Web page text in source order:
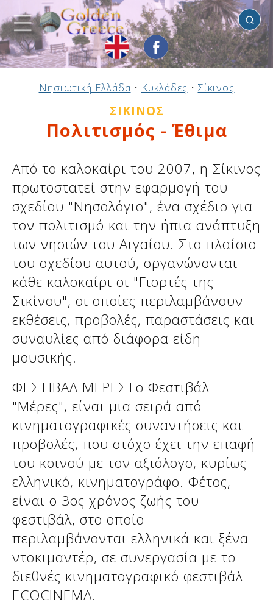
Προηγούμενο
Ελλάδα
Δείτε μας:
Προηγούμενο
Αργοσαρωνικός
Δείτε μας:
Προηγούμενο
B. & Α. Αιγαίο
Δείτε μας:
Προηγούμενο
Δωδεκάνησα
Προηγούμενο
Ιόνια Νησιά
Προηγούμενο
Κρήτη
Δείτε μας:
Προηγούμενο
Κυκλάδες
Προηγούμενο
Σποράδες
Δείτε μας:
Προηγούμενο
Ελλάδα
Δείτε μας:
Προηγούμενο
Ήπειρος
Δείτε μας:
Προηγούμενο
Θεσσαλία
Δείτε μας:
Προηγούμενο
Θράκη
Δείτε μας:
Προηγούμενο
Μακεδονία
Δείτε μας:
Προηγούμενο
Πελοπόννησος
Δείτε μας:
Προηγούμενο
Στερεά Ελλάδα
Δείτε μας:
Σίκινος
Νησιωτική Ελλάδα• Κυκλάδες • Σίκινος
ΣΊΚΙΝΟΣ
Πολιτισμός - Έθιμα
Από το καλοκαίρι του 2007, η Σίκινος
πρωτοστατεί στην εφαρμογή του
σχεδίου "Νησολόγιο", ένα σχέδιο για
τον πολιτισμό και την ήπια ανάπτυξη
των νησιών του Αιγαίου. Στο πλαίσιο
του σχεδίου αυτού, οργανώνονται
κάθε καλοκαίρι οι "Γιορτές της
Σικίνου", οι οποίες περιλαμβάνουν
εκθέσεις, προβολές, παραστάσεις και
συναυλίες από διάφορα είδη
μουσικής.
ΦΕΣΤΙΒΑΛ ΜΕΡΕΣΤο Φεστιβάλ
"Μέρες", είναι μια σειρά από
κινηματογραφικές συναντήσεις και
προβολές, που στόχο έχει την επαφή
του κοινού με τον αξιόλογο, κυρίως
ελληνικό, κινηματογράφο. Φέτος,
είναι ο 3ος χρόνος ζωής του
φεστιβάλ, στο οποίο
περιλαμβάνονται ελληνικά και ξένα
ντοκιμαντέρ, σε συνεργασία με το
διεθνές κινηματογραφικό φεστιβάλ
ECOCINEMA.